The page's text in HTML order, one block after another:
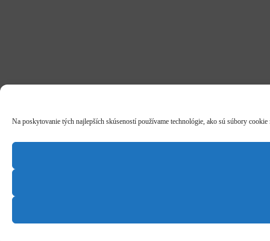
Na poskytovanie tých najlepších skúseností používame technológie, ako sú súbory